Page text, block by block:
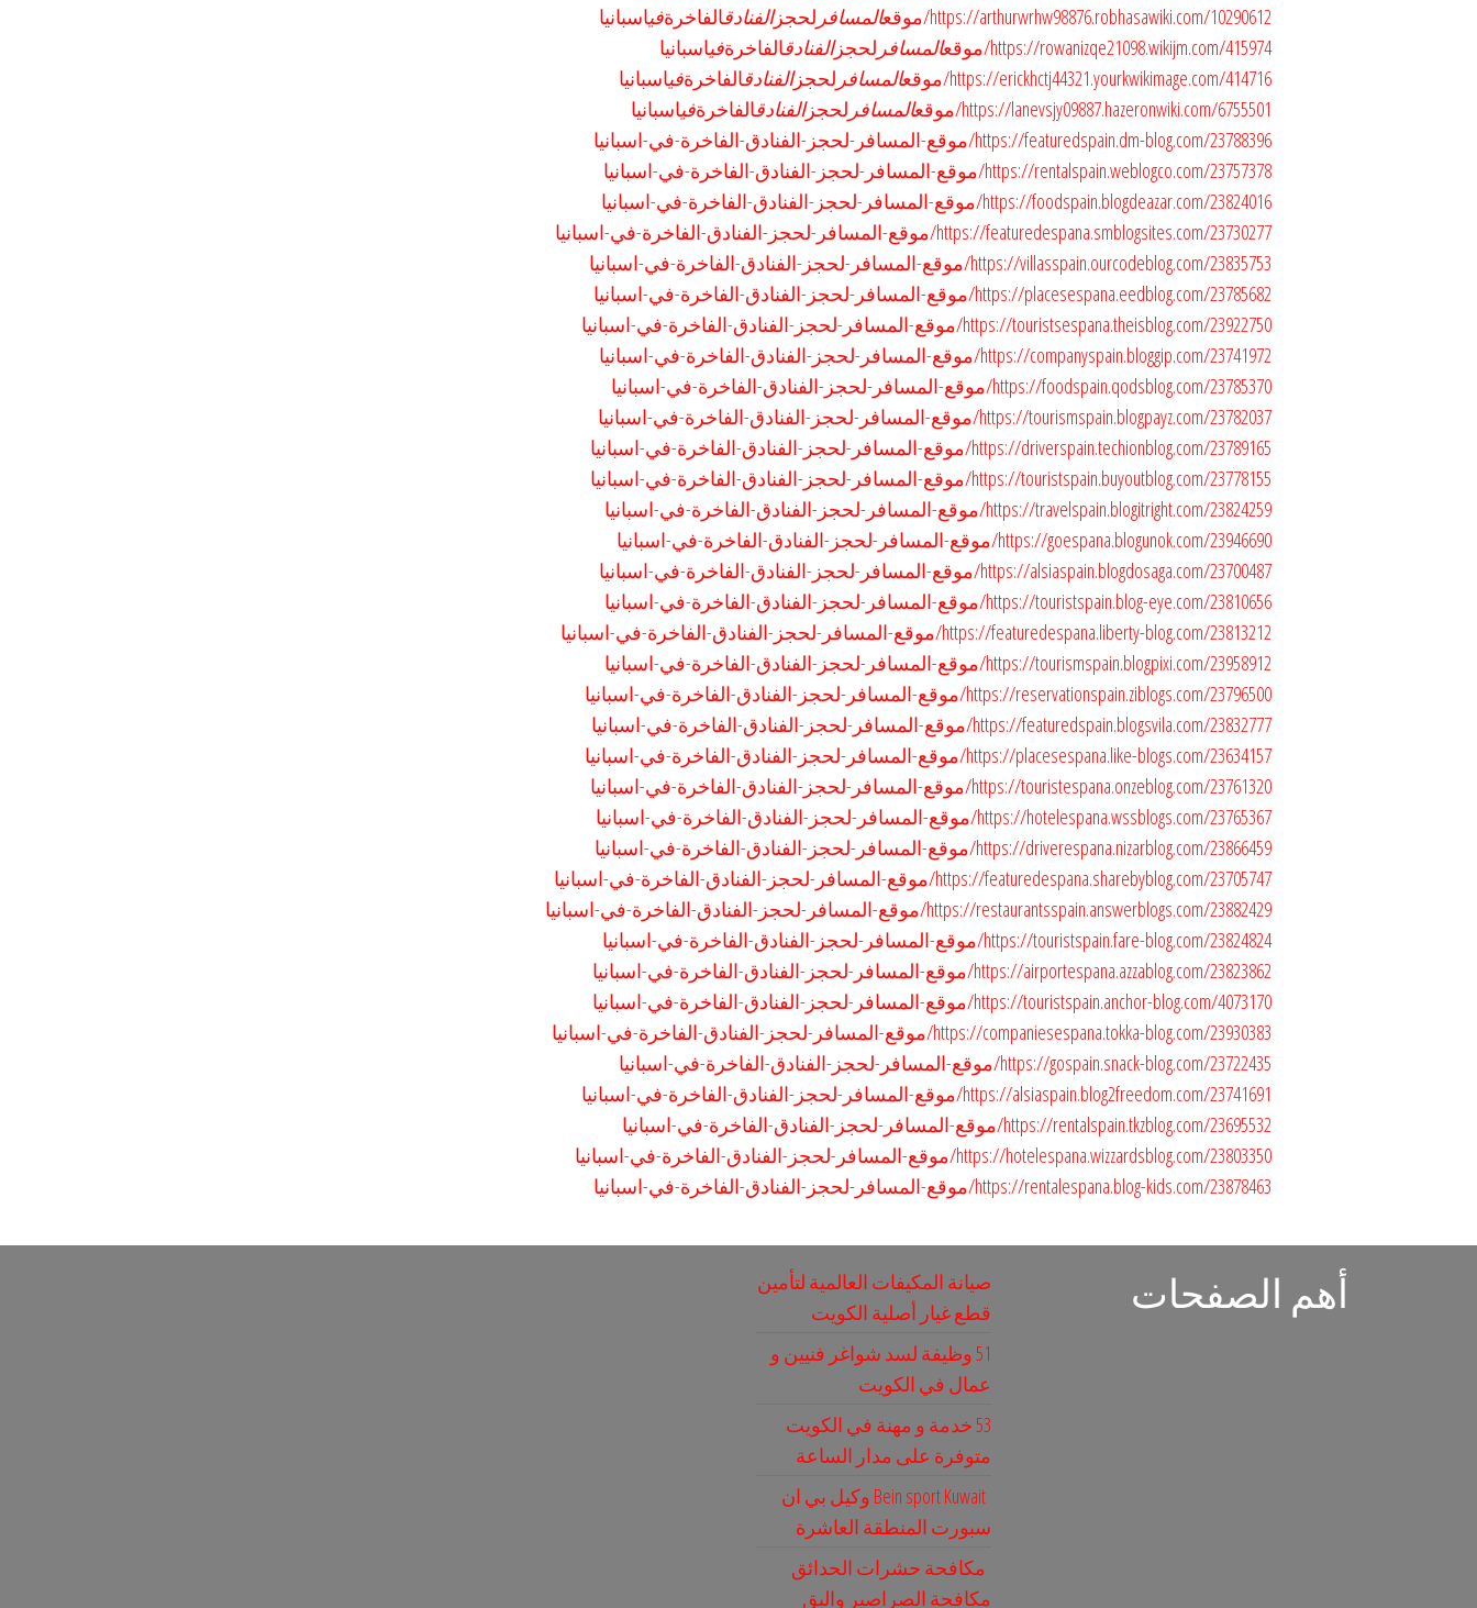
https://arthurwrhw98876.robhasawiki.com/10290612/موقع
المسافر لحجزالفنادقالفاخرةفياسبانيا
https://rowanizqe21098.wikijm.com/415974/موقع
المسافر لحجزالفنادقالفاخرةفياسبانيا
https://erickhctj44321.yourkwikimage.com/414716/موقع
المسافر لحجزالفنادقالفاخرةفياسبانيا
https://lanevsjy09887.hazeronwiki.com/6755501/موقع
المسافر لحجزالفنادقالفاخرةفياسبانيا
https://featuredspain.dm-blog.com/23788396/موقع-المسافر-لحجز-الفنادق-الفاخرة-في-اسبانيا
https://rentalspain.weblogco.com/23757378/موقع-المسافر-لحجز-الفنادق-الفاخرة-في-اسبانيا
https://foodspain.blogdeazar.com/23824016/موقع-المسافر-لحجز-الفنادق-الفاخرة-في-اسبانيا
https://featuredespana.smblogsites.com/23730277/موقع-المسافر-لحجز-الفنادق-الفاخرة-في-اسبانيا
https://villasspain.ourcodeblog.com/23835753/موقع-المسافر-لحجز-الفنادق-الفاخرة-في-اسبانيا
https://placesespana.eedblog.com/23785682/موقع-المسافر-لحجز-الفنادق-الفاخرة-في-اسبانيا
https://touristsespana.theisblog.com/23922750/موقع-المسافر-لحجز-الفنادق-الفاخرة-في-اسبانيا
https://companyspain.bloggip.com/23741972/موقع-المسافر-لحجز-الفنادق-الفاخرة-في-اسبانيا
https://foodspain.qodsblog.com/23785370/موقع-المسافر-لحجز-الفنادق-الفاخرة-في-اسبانيا
https://tourismspain.blogpayz.com/23782037/موقع-المسافر-لحجز-الفنادق-الفاخرة-في-اسبانيا
https://driverspain.techionblog.com/23789165/موقع-المسافر-لحجز-الفنادق-الفاخرة-في-اسبانيا
https://touristspain.buyoutblog.com/23778155/موقع-المسافر-لحجز-الفنادق-الفاخرة-في-اسبانيا
https://travelspain.blogitright.com/23824259/موقع-المسافر-لحجز-الفنادق-الفاخرة-في-اسبانيا
https://goespana.blogunok.com/23946690/موقع-المسافر-لحجز-الفنادق-الفاخرة-في-اسبانيا
https://alsiaspain.blogdosaga.com/23700487/موقع-المسافر-لحجز-الفنادق-الفاخرة-في-اسبانيا
https://touristspain.blog-eye.com/23810656/موقع-المسافر-لحجز-الفنادق-الفاخرة-في-اسبانيا
https://featuredespana.liberty-blog.com/23813212/موقع-المسافر-لحجز-الفنادق-الفاخرة-في-اسبانيا
https://tourismspain.blogpixi.com/23958912/موقع-المسافر-لحجز-الفنادق-الفاخرة-في-اسبانيا
https://reservationspain.ziblogs.com/23796500/موقع-المسافر-لحجز-الفنادق-الفاخرة-في-اسبانيا
https://featuredspain.blogsvila.com/23832777/موقع-المسافر-لحجز-الفنادق-الفاخرة-في-اسبانيا
https://placesespana.like-blogs.com/23634157/موقع-المسافر-لحجز-الفنادق-الفاخرة-في-اسبانيا
https://touristespana.onzeblog.com/23761320/موقع-المسافر-لحجز-الفنادق-الفاخرة-في-اسبانيا
https://hotelespana.wssblogs.com/23765367/موقع-المسافر-لحجز-الفنادق-الفاخرة-في-اسبانيا
https://driverespana.nizarblog.com/23866459/موقع-المسافر-لحجز-الفنادق-الفاخرة-في-اسبانيا
https://featuredespana.sharebyblog.com/23705747/موقع-المسافر-لحجز-الفنادق-الفاخرة-في-اسبانيا
https://restaurantsspain.answerblogs.com/23882429/موقع-المسافر-لحجز-الفنادق-الفاخرة-في-اسبانيا
https://touristspain.fare-blog.com/23824824/موقع-المسافر-لحجز-الفنادق-الفاخرة-في-اسبانيا
https://airportespana.azzablog.com/23823862/موقع-المسافر-لحجز-الفنادق-الفاخرة-في-اسبانيا
https://touristspain.anchor-blog.com/4073170/موقع-المسافر-لحجز-الفنادق-الفاخرة-في-اسبانيا
https://companiesespana.tokka-blog.com/23930383/موقع-المسافر-لحجز-الفنادق-الفاخرة-في-اسبانيا
https://gospain.snack-blog.com/23722435/موقع-المسافر-لحجز-الفنادق-الفاخرة-في-اسبانيا
https://alsiaspain.blog2freedom.com/23741691/موقع-المسافر-لحجز-الفنادق-الفاخرة-في-اسبانيا
https://rentalspain.tkzblog.com/23695532/موقع-المسافر-لحجز-الفنادق-الفاخرة-في-اسبانيا
https://hotelespana.wizzardsblog.com/23803350/موقع-المسافر-لحجز-الفنادق-الفاخرة-في-اسبانيا
https://rentalespana.blog-kids.com/23878463/موقع-المسافر-لحجز-الفنادق-الفاخرة-في-اسبانيا
أهم الصفحات
صيانة المكيفات العالمية لتأمين
قطع غيار أصلية الكويت
51 وظيفة لسد شواغر فنيين و
عمال في الكويت
53 خدمة و مهنة في الكويت
متوفرة على مدار الساعة
Bein sport Kuwait وكيل بي ان
سبورت المنطقة العاشرة
مكافحة حشرات الحدائق
مكافحة الصراصير والبق